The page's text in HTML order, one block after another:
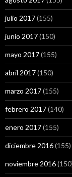
julio 2017(155)
junio 2017(150)
mayo 2017(155)
abril 2017(150)
marzo 2017(155)
febrero 2017(140)
enero 2017(155)
diciembre 2016(155)
noviembre 2016